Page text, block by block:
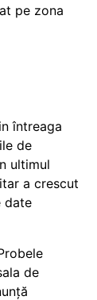
pe zona
întreaga
de
ultimul
a crescut
date
de